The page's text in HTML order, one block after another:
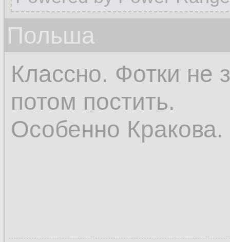
Польша
Классно. Фотки не
потом постить.
Особенно Кракова.